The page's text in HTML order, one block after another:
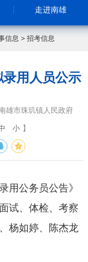
走进南雄
信息 > 招考信息
用人员公示
雄市珠玑镇人民政府
小 】
公务员公告》
试、体检、考察
杨如婷、陈杰龙